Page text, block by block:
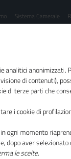
Sistema Camerale
camerale
disavventure"
analitici anonimizzati.
di contenuti),
di terze parti che
i cookie di
ogni momento
e, dopo aver
le scelte.